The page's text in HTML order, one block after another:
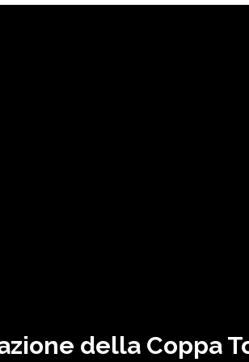
della Coppa